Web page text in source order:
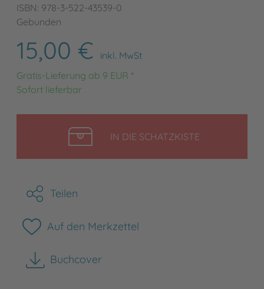
ISBN: 978-3-522-43539-0
Gebunden
15,00 €
inkl. MwSt
Gratis-Lieferung ab 9 EUR *
Sofort lieferbar
IN DIE SCHATZKISTELEGEN
Teilen
Auf den Merkzettel
Buchcover
herunterladen